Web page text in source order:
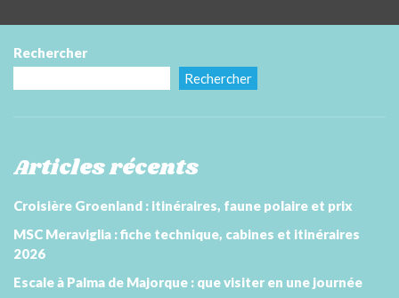
Rechercher
Rechercher
Articles récents
Croisière Groenland : itinéraires, faune polaire et prix
MSC Meraviglia : fiche technique, cabines et itinéraires
2026
Escale à Palma de Majorque : que visiter en une journée